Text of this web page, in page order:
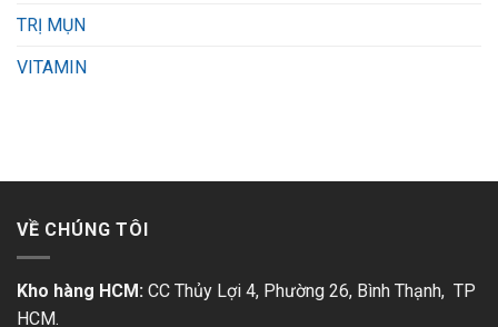
TRỊ MỤN
VITAMIN
VỀ CHÚNG TÔI
Kho hàng HCM: CC Thủy Lợi 4, Phường 26, Bình Thạnh, TP
HCM.